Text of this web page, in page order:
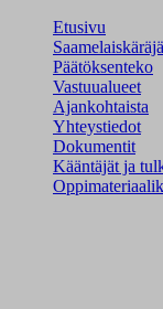
Etusivu
Päätöksenteko
Vastuualueet
Ajankohtaista
Yhteystiedot
Dokumentit
Kääntäjät ja